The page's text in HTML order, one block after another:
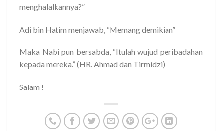
menghalalkannya?”
Adi bin Hatim menjawab, “Memang demikian”
Maka Nabi pun bersabda, “Itulah wujud peribadahan
kepada mereka.” (HR. Ahmad dan Tirmidzi)
Salam !